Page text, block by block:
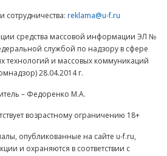
сотрудничества: reklama@u-f.ru
средства массовой информации ЭЛ №
службой по надзору в сфере
технологий и массовых коммуникаций
28.04.2014 г.
– Федоренко М.А.
возрастному ограничению 18+
опубликованные на сайте u-f.ru,
и охраняются в соответствии с